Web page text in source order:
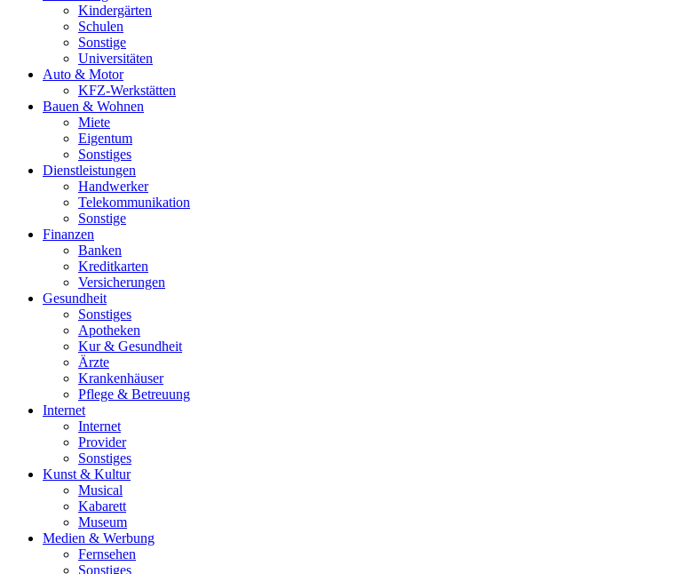
Kindergärten
Schulen
Sonstige
Universitäten
Auto & Motor
KFZ-Werkstätten
Bauen & Wohnen
Miete
Eigentum
Sonstiges
Dienstleistungen
Handwerker
Telekommunikation
Sonstige
Finanzen
Banken
Kreditkarten
Versicherungen
Gesundheit
Sonstiges
Apotheken
Kur & Gesundheit
Ärzte
Krankenhäuser
Pflege & Betreuung
Internet
Internet
Provider
Sonstiges
Kunst & Kultur
Musical
Kabarett
Museum
Medien & Werbung
Fernsehen
Sonstiges